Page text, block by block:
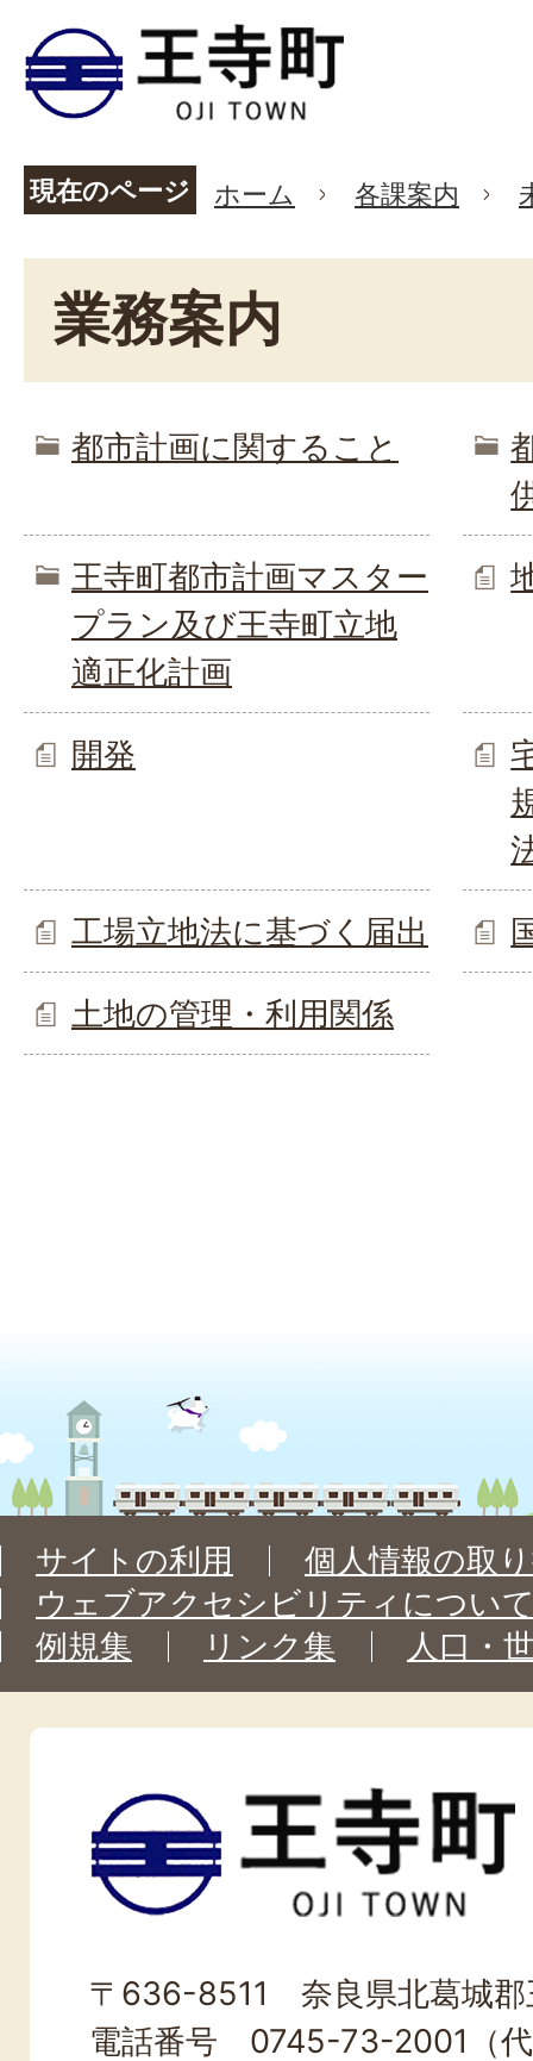
現在のページ ホーム 各課案内
業務案内
都市計画に関すること
王寺町都市計画マスター
プラン及び王寺町立地
適正化計画
開発
工場立地法に基づく届出
土地の管理・利用関係
サイトの利用
個人情報の取
ウェブアクセシビリティについ
例規集
リンク集 人口・
王
寺
町
TOWN
〒636-8511 奈良県北葛城郡
電話番号 0745-73-2001（